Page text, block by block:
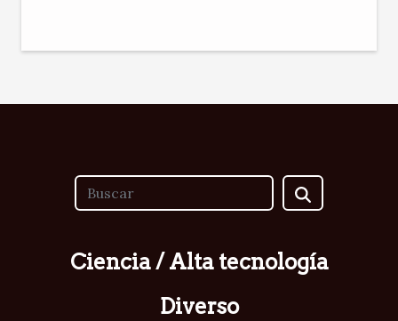
Ciencia / Alta tecnología
Diverso